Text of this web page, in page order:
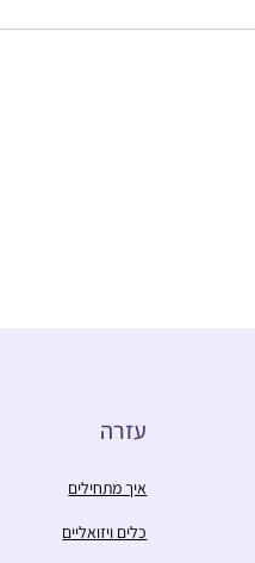
עזרה
איך מתחילים
כלים ויזואליים